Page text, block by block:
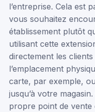
l’entreprise. Cela est
vous souhaitez
établissement plutôt
utilisant cette
directement les
l’emplacement
carte, par exemple,
jusqu’à votre
propre point de vente